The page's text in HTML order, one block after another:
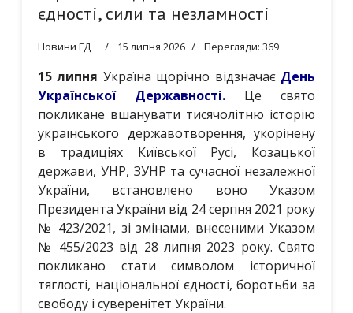
єдності, сили та незламності
Новини ГД 15 липня 2026 Перегляди: 369
15 липня Україна щорічно відзначає День
Української Державності.
Це свято
покликане вшанувати тисячолітню історію
українського державотворення, укорінену
в традиціях Київської Русі, Козацької
держави, УНР, ЗУНР та сучасної незалежної
України, встановлено воно Указом
Президента України від 24 серпня 2021 року
№ 423/2021, зі змінами, внесеними Указом
№ 455/2023 від 28 липня 2023 року. Свято
покликано стати символом історичної
тяглості, національної єдності, боротьби за
свободу і суверенітет України.